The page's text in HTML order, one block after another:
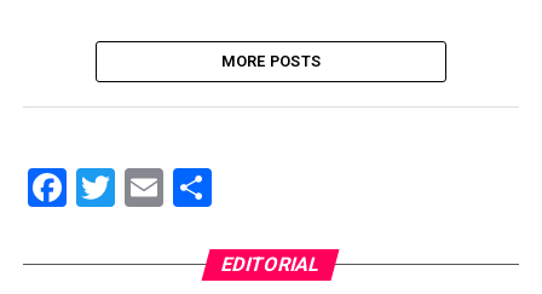
MORE POSTS
Facebook
Twitter
EmailShare
EDITORIAL